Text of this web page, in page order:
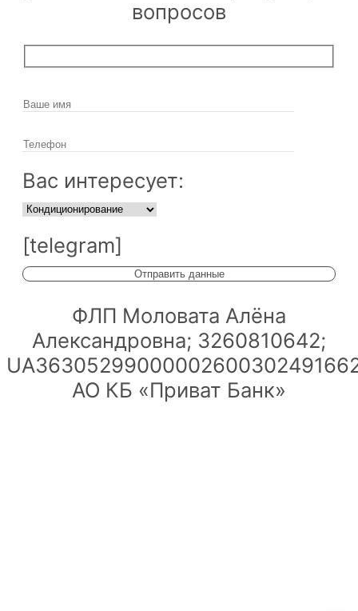
вопросов
Вас интересует:
[telegram]
ФЛП Моловата Алёна
Александровна; 3260810642;
АО КБ «Приват Банк»